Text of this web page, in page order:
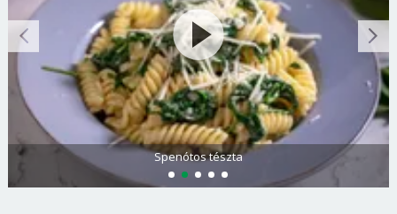
Spenótos tészta